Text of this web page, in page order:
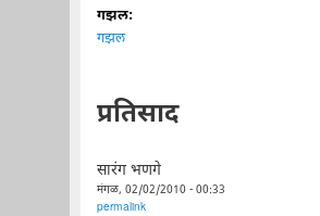
गझल:
गझल
प्रतिसाद
सारंग भणगे
मंगळ, 02/02/2010 - 00:33
permalink